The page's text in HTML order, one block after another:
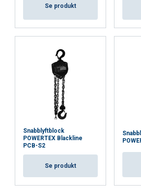
Se produkt
Snabblyftblock
POWERTEX Blackline
PCB-S2
Se produkt